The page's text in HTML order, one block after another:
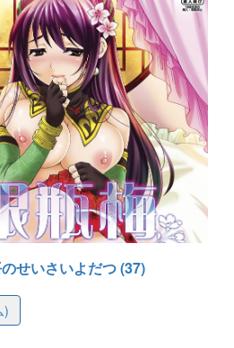
せいさいよだつ (37)
)